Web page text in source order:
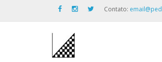
Contato: